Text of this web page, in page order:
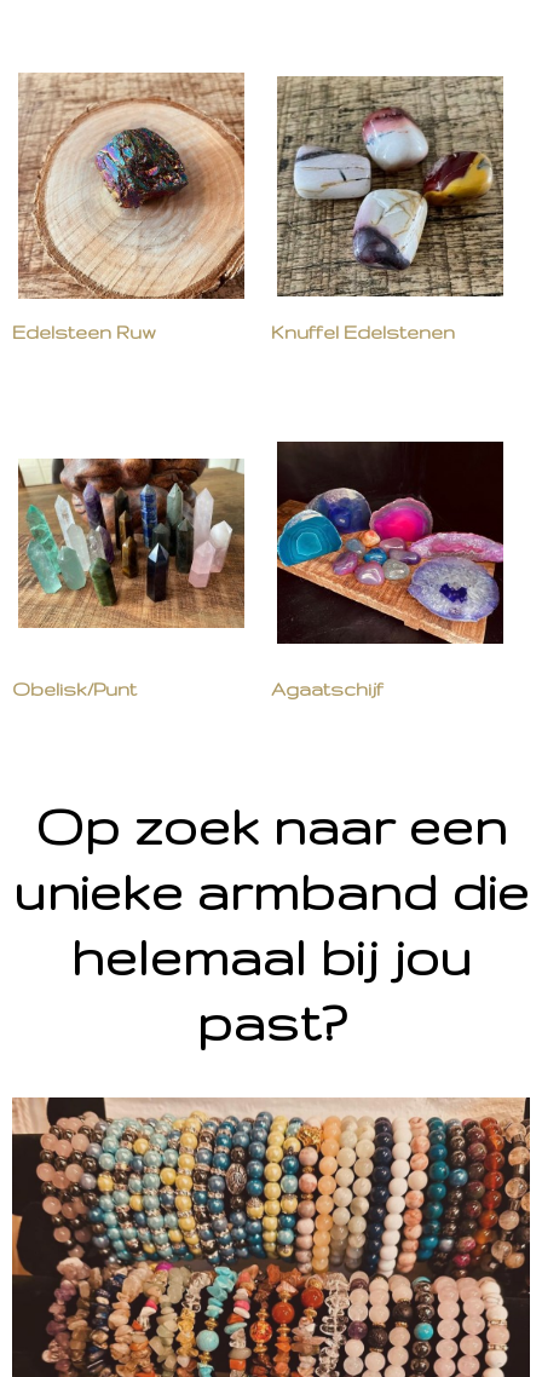
Edelsteen Ruw Knuffel Edelstenen
Obelisk/Punt Agaatschijf
Op zoek naar een
unieke armband die
helemaal bij jou
past?